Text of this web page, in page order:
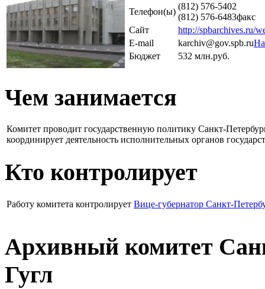
Телефон(ы)
(812) 576-5402
(812) 576-6483факс
Сайт
http://spbarchives.ru/
E-mail
karchiv@gov.spb.ru
Бюджет
532 млн.руб.
Чем занимается
Комитет проводит государственную политику Санкт-
координирует деятельность исполнительных органов
Кто контролирует
Работу комитета контролирует Вице-губернатор Санкт-
Архивный комитет
Гугл